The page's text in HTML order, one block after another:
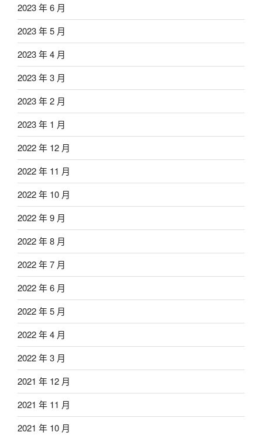
2023 年 6 月
2023 年 5 月
2023 年 4 月
2023 年 3 月
2023 年 2 月
2023 年 1 月
2022 年 12 月
2022 年 11 月
2022 年 10 月
2022 年 9 月
2022 年 8 月
2022 年 7 月
2022 年 6 月
2022 年 5 月
2022 年 4 月
2022 年 3 月
2021 年 12 月
2021 年 11 月
2021 年 10 月